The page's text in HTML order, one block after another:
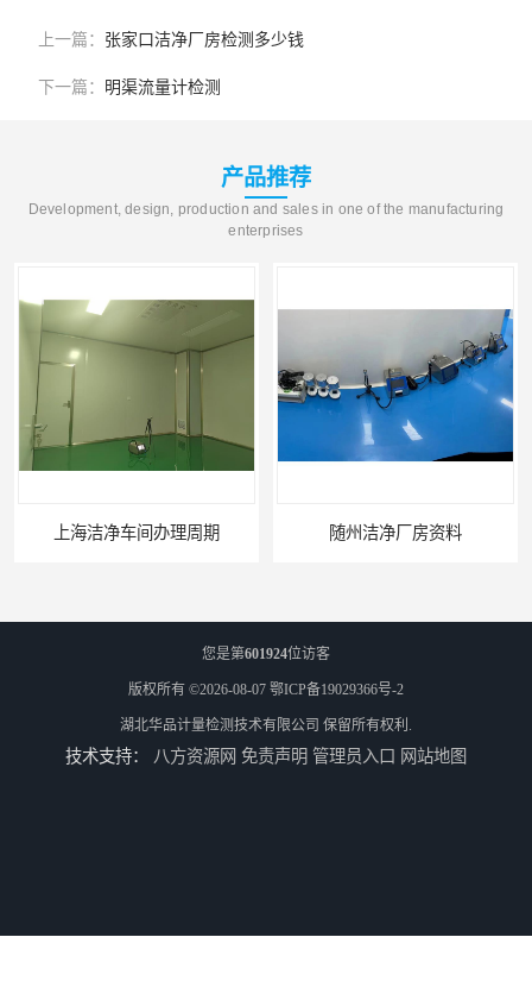
上一篇： 张家口洁净厂房检测多少钱
下一篇： 明渠流量计检测
产品推荐
Development, design, production and sales in one of the manufacturing
enterprises
上海洁净车间办理周期 随州洁净厂房资料
您是第601924位访客
版权所有 ©2026-08-07 鄂ICP备19029366号-2
湖北华品计量检测技术有限公司 保留所有权利.
技术支持： 八方资源网 免责声明 管理员入口 网站地图